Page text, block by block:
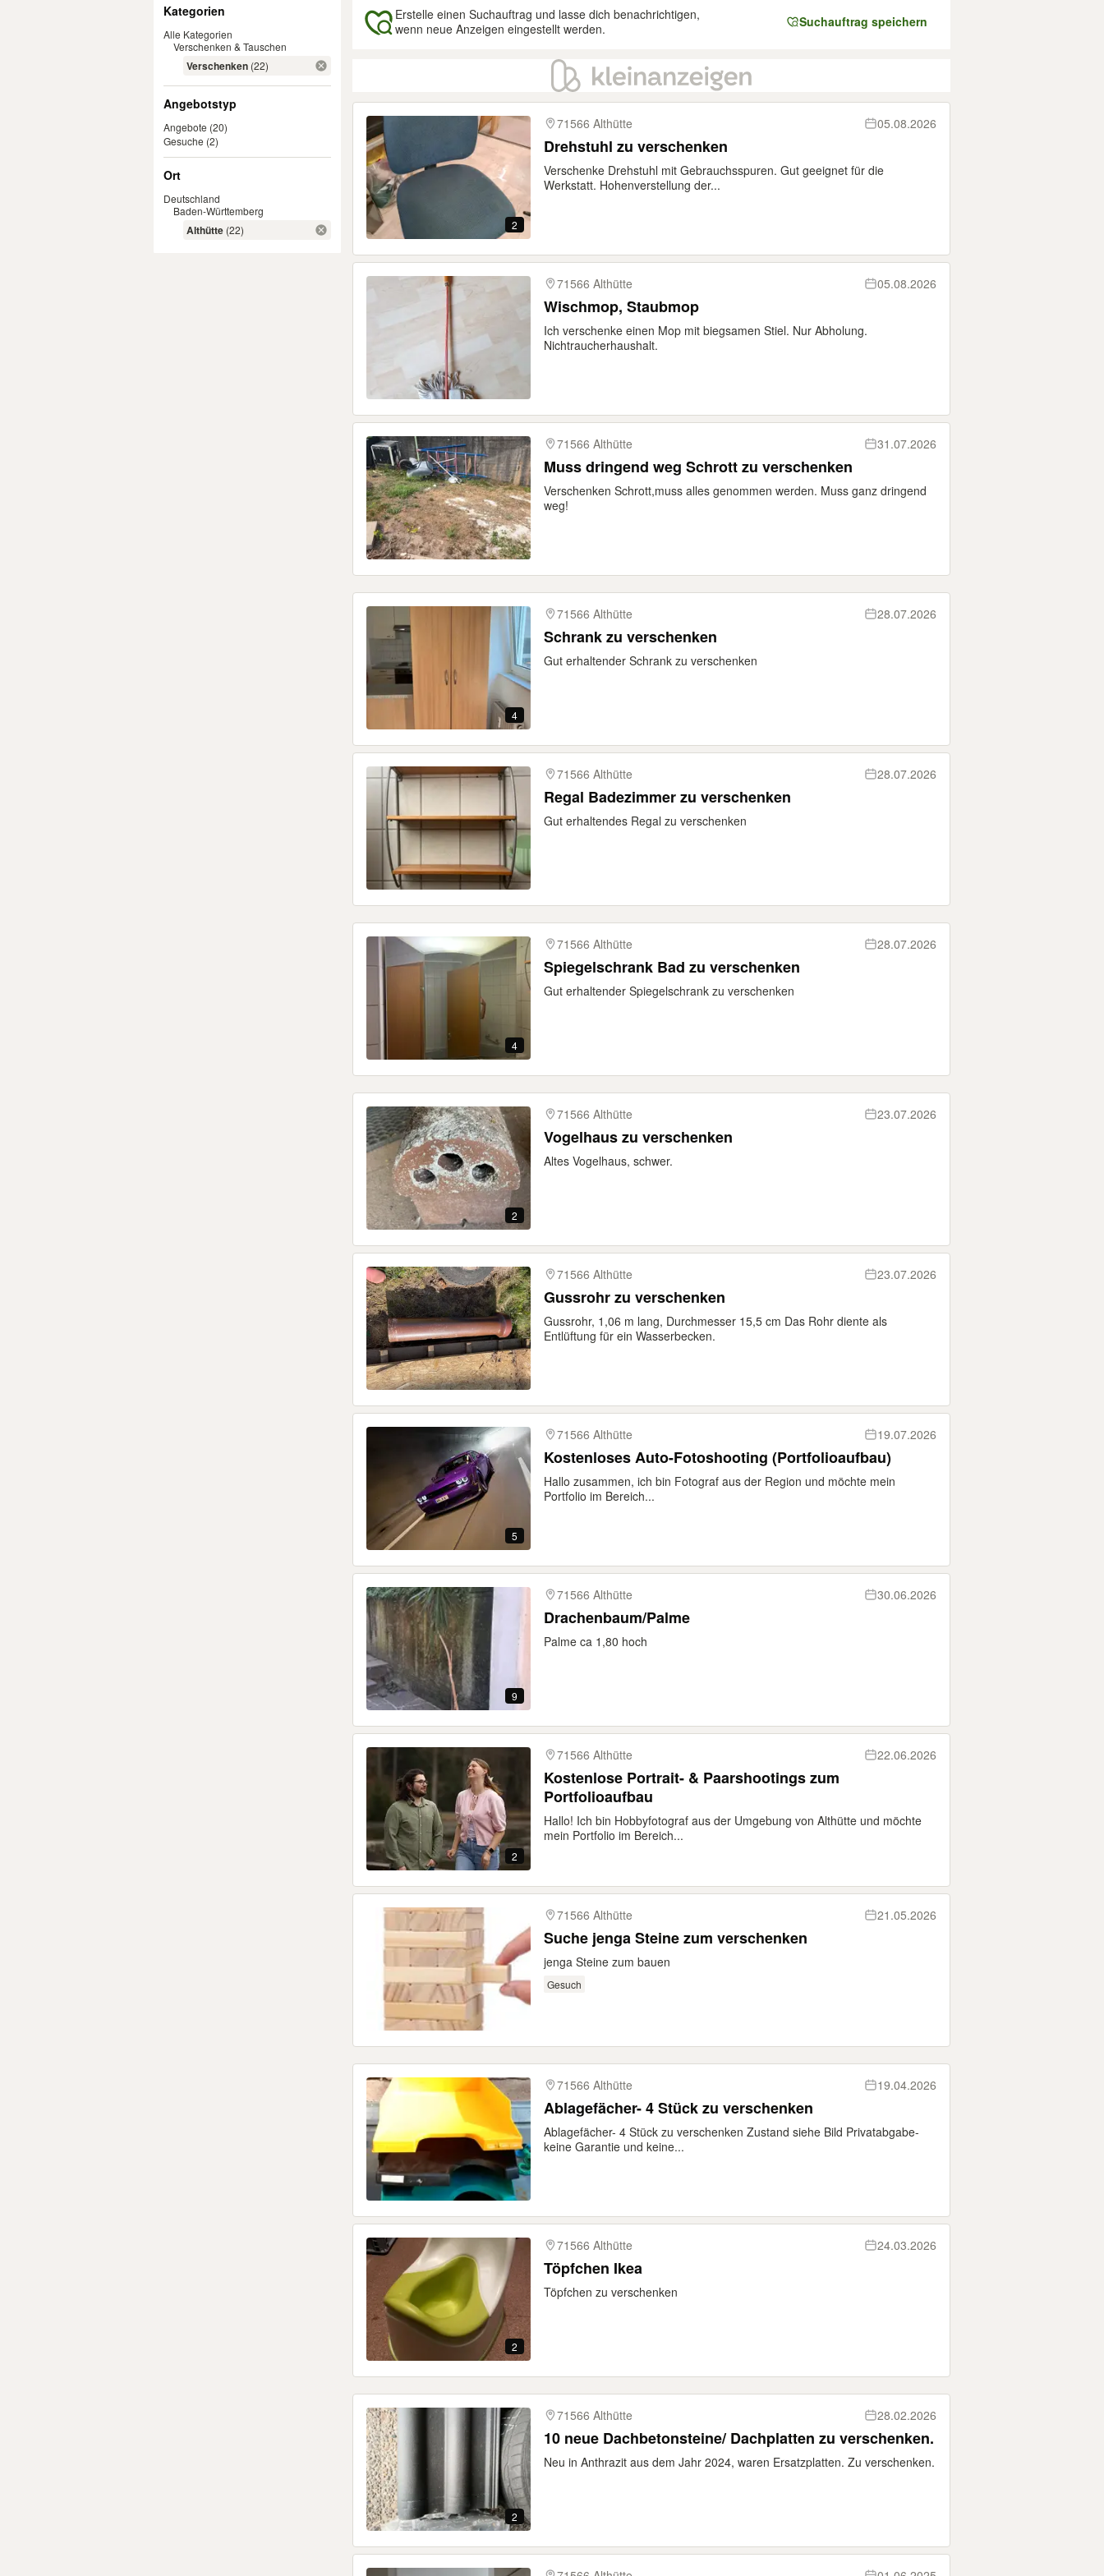
Kategorien
Alle Kategorien
Verschenken & Tauschen
Verschenken (22)
Angebotstyp
Angebote (20)
Gesuche (2)
Ort
Deutschland
Baden-Württemberg
Althütte (22)
Erstelle einen Suchauftrag und lasse dich benachrichtigen,
wenn neue Anzeigen eingestellt werden.
Suchauftrag speichern
Ergebnisse
2
71566 Althütte 05.08.2026
Drehstuhl zu verschenken
Verschenke Drehstuhl mit Gebrauchsspuren. Gut geeignet für die
Werkstatt. Hohenverstellung der...
71566 Althütte 05.08.2026
Wischmop, Staubmop
Ich verschenke einen Mop mit biegsamen Stiel. Nur Abholung.
Nichtraucherhaushalt.
71566 Althütte 31.07.2026
Muss dringend weg Schrott zu verschenken
Verschenken Schrott,muss alles genommen werden. Muss ganz dringend
weg!
4
71566 Althütte 28.07.2026
Schrank zu verschenken
Gut erhaltender Schrank zu verschenken
71566 Althütte 28.07.2026
Regal Badezimmer zu verschenken
Gut erhaltendes Regal zu verschenken
4
71566 Althütte 28.07.2026
Spiegelschrank Bad zu verschenken
Gut erhaltender Spiegelschrank zu verschenken
2
71566 Althütte 23.07.2026
Vogelhaus zu verschenken
Altes Vogelhaus, schwer.
71566 Althütte 23.07.2026
Gussrohr zu verschenken
Gussrohr, 1,06 m lang, Durchmesser 15,5 cm Das Rohr diente als
Entlüftung für ein Wasserbecken.
5
71566 Althütte 19.07.2026
Kostenloses Auto-Fotoshooting (Portfolioaufbau)
Hallo zusammen, ich bin Fotograf aus der Region und möchte mein
Portfolio im Bereich...
9
71566 Althütte 30.06.2026
Drachenbaum/Palme
Palme ca 1,80 hoch
2
71566 Althütte 22.06.2026
Kostenlose Portrait- & Paarshootings zum
Portfolioaufbau
Hallo! Ich bin Hobbyfotograf aus der Umgebung von Althütte und möchte
mein Portfolio im Bereich...
71566 Althütte 21.05.2026
Suche jenga Steine zum verschenken
jenga Steine zum bauen
Gesuch
71566 Althütte 19.04.2026
Ablagefächer- 4 Stück zu verschenken
Ablagefächer- 4 Stück zu verschenken Zustand siehe Bild Privatabgabe-
keine Garantie und keine...
2
71566 Althütte 24.03.2026
Töpfchen Ikea
Töpfchen zu verschenken
2
71566 Althütte 28.02.2026
10 neue Dachbetonsteine/ Dachplatten zu verschenken.
Neu in Anthrazit aus dem Jahr 2024, waren Ersatzplatten. Zu verschenken.